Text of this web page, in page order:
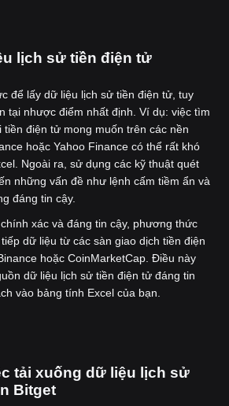
lịch sử tiền điện tử
để lấy dữ liệu lịch sử tiền điện tử, tuy
tại nhược điểm nhất định. Ví dụ: việc tìm
tiền điện tử mong muốn trên các nền
hoặc Yahoo Finance có thể rất khó
Ngoài ra, sử dụng các kỹ thuật quét
những vấn đề như lệnh cấm tiềm ẩn và
đáng tin cậy.
xác và đáng tin cậy, phương thức
dữ liệu từ các sàn giao dịch tiền điện
hoặc CoinMarketCap. Điều này
dữ liệu lịch sử tiền điện tử đáng tin
vào bảng tính Excel của bạn.
tải xuống dữ liệu lịch sử
Bitget